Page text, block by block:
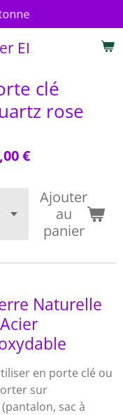
EI
clé
rose
€
Ajouter
au
panier
Naturelle
en porte clé ou
sur
sac à